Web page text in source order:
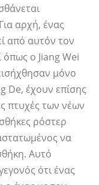
αρχή, ένας
από αυτόν τον
όπως ο Jiang Wei
μόνο
De, έχουν επίσης
πτυχές των νέων
ρόστερ
να
Αυτό
ότι ένας